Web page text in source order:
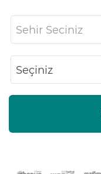
Sehir Seciniz
Seçiniz